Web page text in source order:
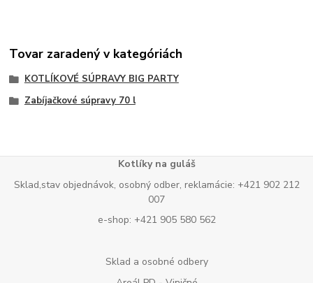
Tovar zaradený v kategóriách
KOTLÍKOVÉ SÚPRAVY BIG PARTY
Zabíjačkové súpravy 70 l
Kotlíky na guláš
Sklad,stav objednávok, osobný odber, reklamácie: +421 902 212
007
e-shop: +421 905 580 562
Sklad a osobné odbery